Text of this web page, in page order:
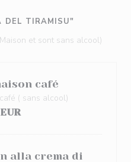
DEL TIRAMISU"
et sont sans alcool)
café
( sans alcool)
alla crema di